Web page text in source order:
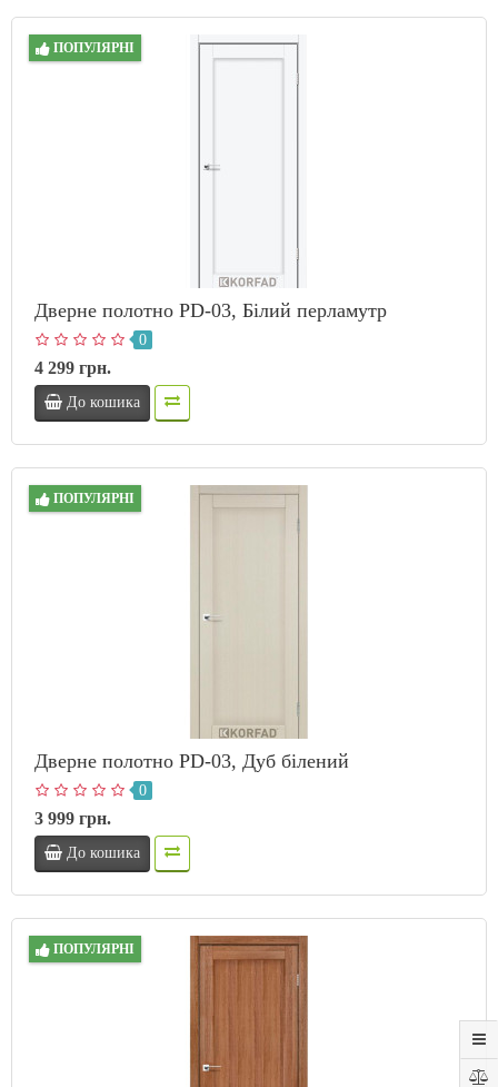
ПОПУЛЯРНІ
Дверне полотно PD-03, Білий перламутр
0
4 299 грн.
До кошика
ПОПУЛЯРНІ
Дверне полотно PD-03, Дуб білений
0
3 999 грн.
До кошика
ПОПУЛЯРНІ